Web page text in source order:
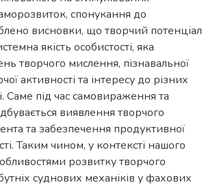
спонукання до
висновки, що творчий потенціал
якість особистості, яка
творчого мислення, пізнавальної
активності та інтересу до різних
Саме під час самовираження та
виявлення творчого
та забезпечення продуктивної
Таким чином, у контексті нашого
розвитку творчого
суднових механіків у фахових